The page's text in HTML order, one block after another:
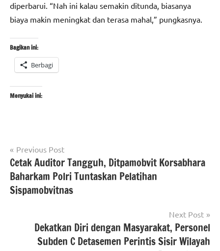
diperbarui. “Nah ini kalau semakin ditunda, biasanya
biaya makin meningkat dan terasa mahal,” pungkasnya.
Bagikan ini:
Berbagi
Menyukai ini:
Tagged
with
#KementerianATRBPN
#MelayaniProfesionalTerpercaya
#MajuDanModern
#beritanasional
#Kementerian
ATR/BPN
Navigasi
pos
Previous Post
Cetak Auditor Tangguh, Ditpamobvit Korsabhara
Baharkam Polri Tuntaskan Pelatihan
Sispamobvitnas
Next Post
Dekatkan Diri dengan Masyarakat, Personel
Subden C Detasemen Perintis Sisir Wilayah